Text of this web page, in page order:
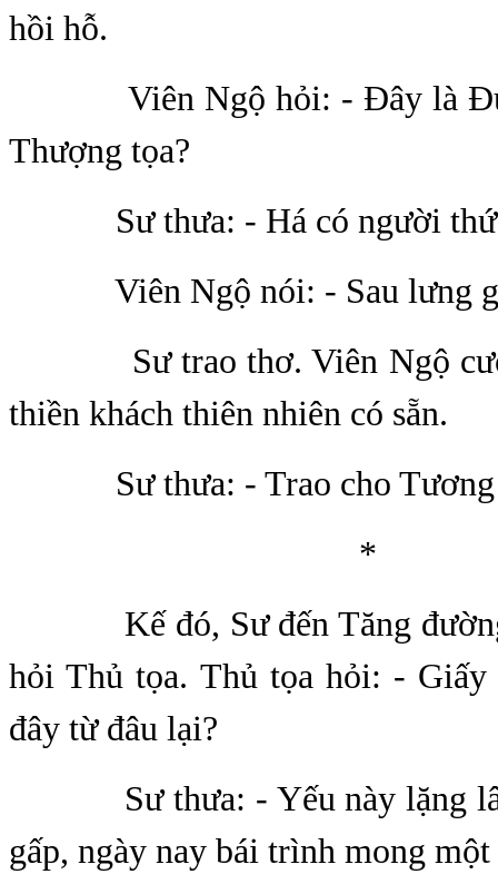
hồi hỗ.
Viên Ngộ hỏi: - Đây là
Thượng tọa?
Sư thưa: - Há có người thứ
Viên Ngộ nói: - Sau lưng
Sư trao thơ. Viên Ngộ
thiền khách thiên nhiên có sẵn.
Sư thưa: - Trao cho Tương
*
Kế đó, Sư đến Tăng đường
hỏi Thủ tọa. Thủ tọa hỏi: - Giấy
đây từ đâu lại?
Sư thưa: - Yếu này lặng lâu
gấp, ngày nay bái trình mong